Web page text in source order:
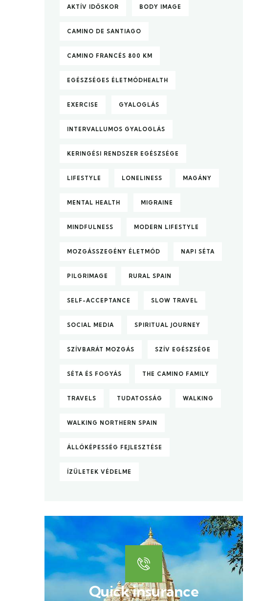
AKTÍV IDŐSKOR BODY IMAGE
CAMINO DE SANTIAGO
CAMINO FRANCÉS 800 KM
EGÉSZSÉGES ÉLETMÓDHEALTH
EXERCISE GYALOGLÁS
INTERVALLUMOS GYALOGLÁS
KERINGÉSI RENDSZER EGÉSZSÉGE
LIFESTYLE LONELINESS MAGÁNY
MENTAL HEALTH MIGRAINE
MINDFULNESS MODERN LIFESTYLE
MOZGÁSSZEGÉNY ÉLETMÓD NAPI SÉTA
PILGRIMAGE RURAL SPAIN
SELF-ACCEPTANCE SLOW TRAVEL
SOCIAL MEDIA SPIRITUAL JOURNEY
SZÍVBARÁT MOZGÁS SZÍV EGÉSZSÉGE
SÉTA ÉS FOGYÁS THE CAMINO FAMILY
TRAVELS TUDATOSSÁG WALKING
WALKING NORTHERN SPAIN
ÁLLÓKÉPESSÉG FEJLESZTÉSE
ÍZÜLETEK VÉDELME
Quick insurance